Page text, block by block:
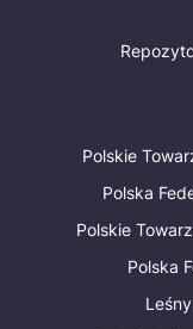
Polskie
Polska
Polskie
Polska